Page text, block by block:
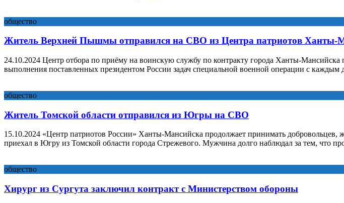
общество
Житель Верхней Пышмы отправился на СВО из Центра патриотов Ханты-
24.10.2024 Центр отбора по приёму на воинскую службу по контракту города Ханты-
выполнения поставленных президентом России задач специальной военной операции с каждым
общество
Житель Томской области отправился из Югры на СВО
15.10.2024 «Центр патриотов России» Ханты-Мансийска продолжает принимать
приехал в Югру из Томской области города Стрежевого. Мужчина долго наблюдал за тем, что
общество
Хирург из Сургута заключил контракт с Министерством обороны